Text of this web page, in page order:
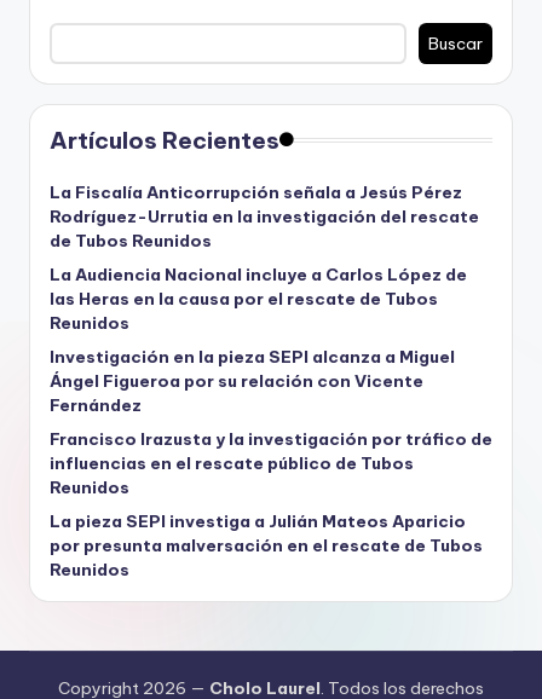
Buscar
Artículos Recientes
La Fiscalía Anticorrupción señala a Jesús Pérez
Rodríguez-Urrutia en la investigación del rescate
de Tubos Reunidos
La Audiencia Nacional incluye a Carlos López de
las Heras en la causa por el rescate de Tubos
Reunidos
Investigación en la pieza SEPI alcanza a Miguel
Ángel Figueroa por su relación con Vicente
Fernández
Francisco Irazusta y la investigación por tráfico de
influencias en el rescate público de Tubos
Reunidos
La pieza SEPI investiga a Julián Mateos Aparicio
por presunta malversación en el rescate de Tubos
Reunidos
Copyright 2026 — Cholo Laurel. Todos los derechos